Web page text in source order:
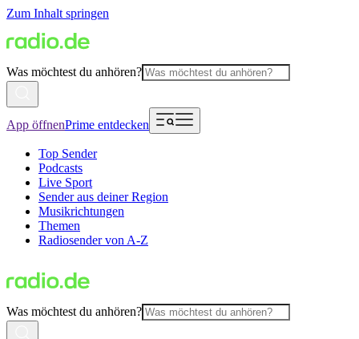
Zum Inhalt springen
Was möchtest du anhören?
App öffnenPrime entdecken
Top Sender
Podcasts
Live Sport
Sender aus deiner Region
Musikrichtungen
Themen
Radiosender von A-Z
Was möchtest du anhören?